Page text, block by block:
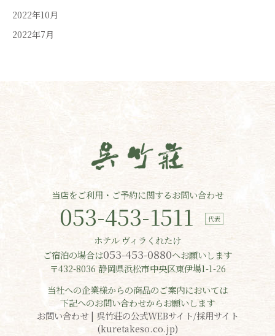
2022年10月
2022年7月
当店をご利用・ご予約に関するお問い合わせ
053-453-1511
ホテル ヴィラくれたけ
ご宿泊の場合は053-453-0880へお願いします
〒432-8036 静岡県浜松市中央区東伊場1-1-26
当社への企業様からの商品のご案内においては
下記へのお問い合わせからお願いします
お問い合わせ | 呉竹荘の公式WEBサイト/採用サイト
(kuretakeso.co.jp)